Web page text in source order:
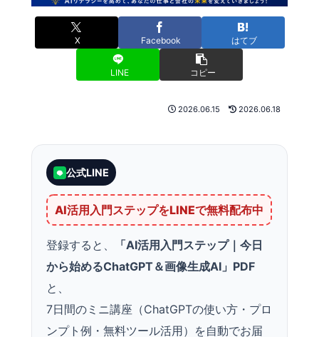
X Facebook はてブ
LINE コピー
2026.06.15 2026.06.18
公式LINE
AI活用入門ステップをLINEで無料配布中
登録すると、
「AI活用入門ステップ｜今日
から始めるChatGPT＆画像生成AI」PDF
と、
7日間のミニ講座（ChatGPTの使い方・プロ
ンプト例・無料ツール活用）を自動でお届